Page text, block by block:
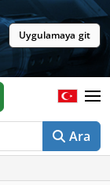
Uygulamaya git
Ara